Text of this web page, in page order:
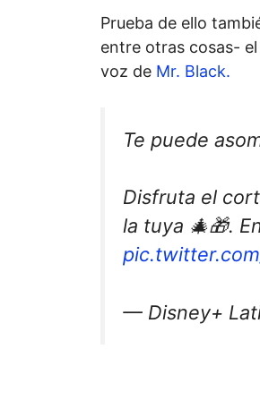
Prueba de ello
entre otras cosas- el
voz de Mr. Black.
Te puede
Disfruta el
la tuya 🎄🎁.
— Disney+